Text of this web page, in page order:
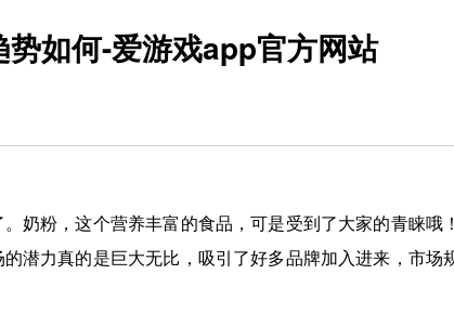
如何-爱游戏app官方网站
奶粉，这个营养丰富的食品，可是受到了大家的青睐哦
潜力真的是巨大无比，吸引了好多品牌加入进来，市场